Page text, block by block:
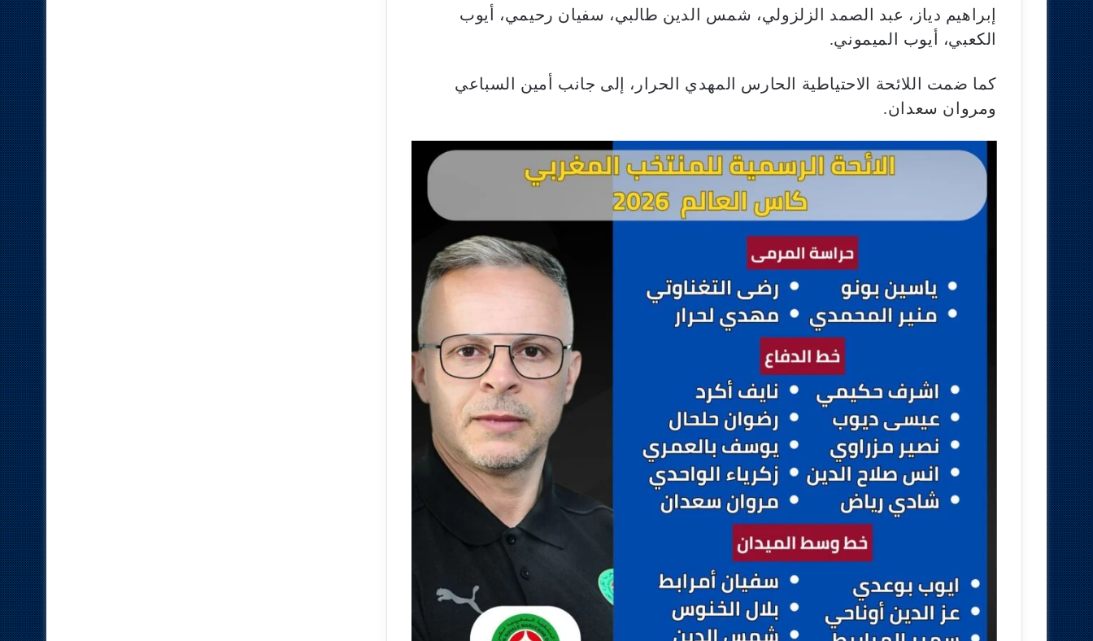
إبراهيم دياز، عبد الصمد الزلزولي، شمس الدين طالبي، سفيان رحيمي، أيوب
الكعبي، أيوب الميموني.
كما ضمت اللائحة الاحتياطية الحارس المهدي الحرار، إلى جانب أمين السباعي
ومروان سعدان.